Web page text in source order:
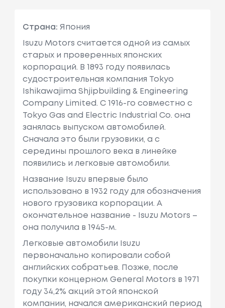
Страна: Япония
Isuzu Motors считается одной из самых
старых и проверенных японских
корпораций. В 1893 году появилась
судостроительная компания Tokyo
Ishikawajima Shjipbuilding & Engineering
Company Limited. С 1916-го совместно с
Tokyo Gas and Electric Industrial Co. она
занялась выпуском автомобилей.
Сначала это были грузовики, а с
середины прошлого века в линейке
появились и легковые автомобили.
Название Isuzu впервые было
использовано в 1932 году для обозначения
нового грузовика корпорации. А
окончательное название - Isuzu Motors –
она получила в 1945-м.
Легковые автомобили Isuzu
первоначально копировали собой
английских собратьев. Позже, после
покупки концерном General Motors в 1971
году 34,2% акций этой японской
компании, начался американский период